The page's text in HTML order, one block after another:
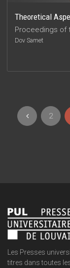
Theoretical
Proceedings of
Dov Samet
2
Les Presses
titres dans toutes